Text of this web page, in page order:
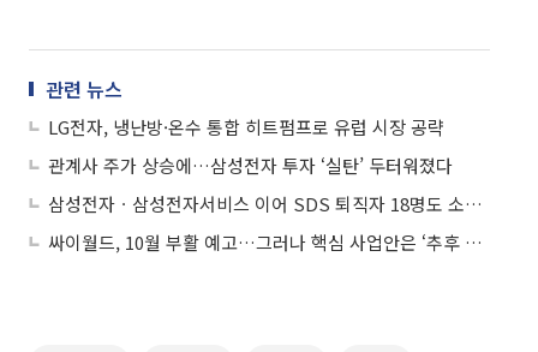
관련 뉴스
LG전자, 냉난방·온수 통합 히트펌프로 유럽 시장 공략
관계사 주가 상승에…삼성전자 투자 ‘실탄’ 두터워졌다
삼성전자ㆍ삼성전자서비스 이어 SDS 퇴직자 18명도 소송 참전
싸이월드, 10월 부활 예고…그러나 핵심 사업안은 ‘추후 공개’